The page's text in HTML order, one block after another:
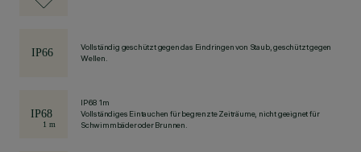
Vollständig geschützt gegen das Eindringen von Staub, geschützt gegen
Wellen.
IP68 1m
Vollständiges Eintauchen für begrenzte Zeiträume, nicht geeignet für
Schwimmbäder oder Brunnen.